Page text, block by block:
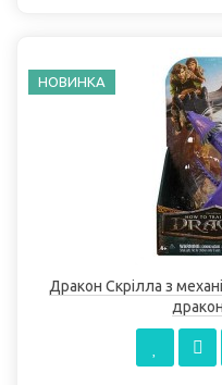
НОВИНКА
Дракон Скрілла з